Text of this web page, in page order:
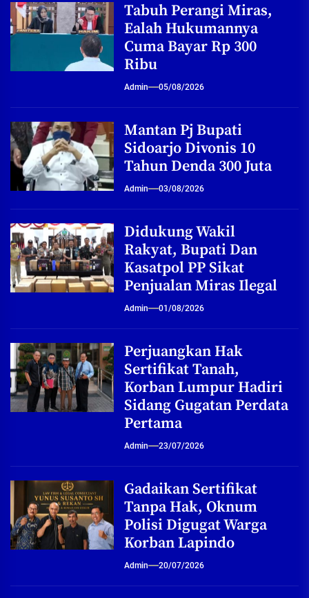
Tabuh Perangi Miras,
Ealah Hukumannya
Cuma Bayar Rp 300
Ribu
Admin 05/08/2026
Mantan Pj Bupati
Sidoarjo Divonis 10
Tahun Denda 300 Juta
Admin 03/08/2026
Didukung Wakil
Rakyat, Bupati Dan
Kasatpol PP Sikat
Penjualan Miras Ilegal
Admin 01/08/2026
Perjuangkan Hak
Sertifikat Tanah,
Korban Lumpur Hadiri
Sidang Gugatan Perdata
Pertama
Admin 23/07/2026
Gadaikan Sertifikat
Tanpa Hak, Oknum
Polisi Digugat Warga
Korban Lapindo
Admin 20/07/2026